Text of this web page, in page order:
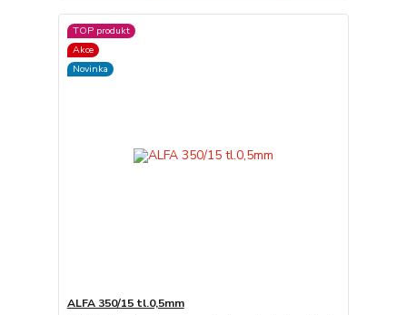
TOP produkt
Akce
Novinka
ALFA 350/15 tl.0,5mm